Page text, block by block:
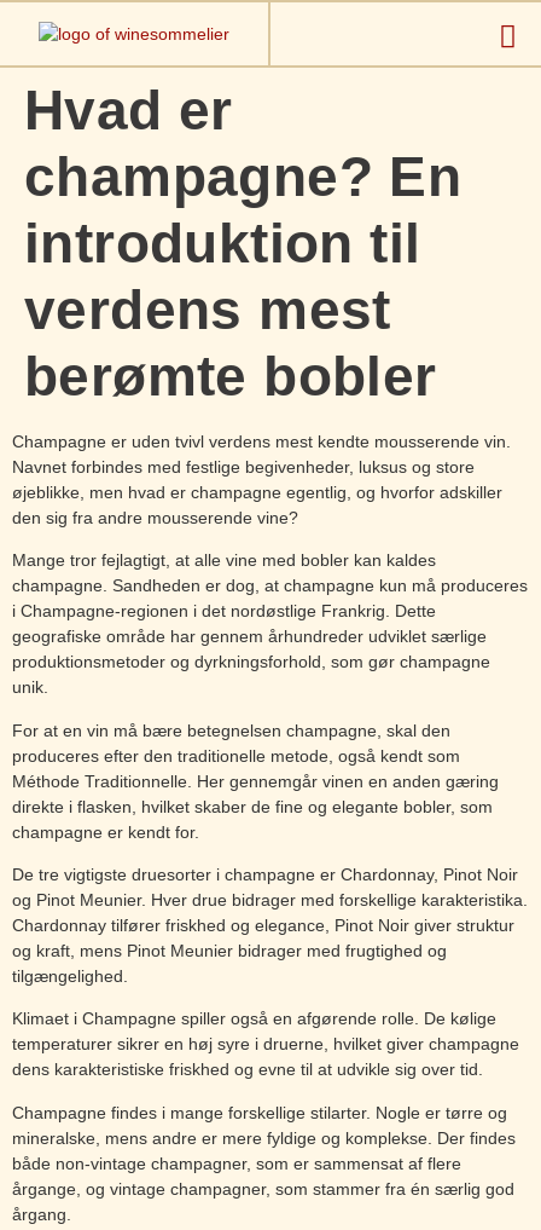
Hvad er
champagne? En
introduktion til
verdens mest
berømte bobler
Champagne er uden tvivl verdens mest kendte mousserende vin.
Navnet forbindes med festlige begivenheder, luksus og store
øjeblikke, men hvad er champagne egentlig, og hvorfor adskiller
den sig fra andre mousserende vine?
Mange tror fejlagtigt, at alle vine med bobler kan kaldes
champagne. Sandheden er dog, at champagne kun må produceres
i Champagne-regionen i det nordøstlige Frankrig. Dette
geografiske område har gennem århundreder udviklet særlige
produktionsmetoder og dyrkningsforhold, som gør champagne
unik.
For at en vin må bære betegnelsen champagne, skal den
produceres efter den traditionelle metode, også kendt som
Méthode Traditionnelle. Her gennemgår vinen en anden gæring
direkte i flasken, hvilket skaber de fine og elegante bobler, som
champagne er kendt for.
De tre vigtigste druesorter i champagne er Chardonnay, Pinot Noir
og Pinot Meunier. Hver drue bidrager med forskellige karakteristika.
Chardonnay tilfører friskhed og elegance, Pinot Noir giver struktur
og kraft, mens Pinot Meunier bidrager med frugtighed og
tilgængelighed.
Klimaet i Champagne spiller også en afgørende rolle. De kølige
temperaturer sikrer en høj syre i druerne, hvilket giver champagne
dens karakteristiske friskhed og evne til at udvikle sig over tid.
Champagne findes i mange forskellige stilarter. Nogle er tørre og
mineralske, mens andre er mere fyldige og komplekse. Der findes
både non-vintage champagner, som er sammensat af flere
årgange, og vintage champagner, som stammer fra én særlig god
årgang.